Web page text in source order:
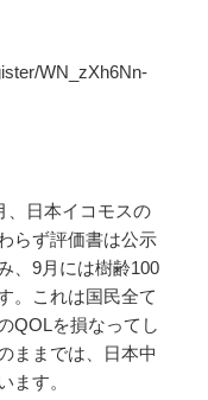
WN_zXh6Nn-
、日本イコモスの
らず評価書は公示
、9月には樹齢100
。これは国民全て
QOLを損なってし
ままでは、日本中
ます。